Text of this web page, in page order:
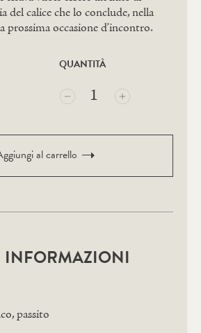
del calice che lo conclude, nella
prossima occasione d’incontro.
QUANTITÀ
...INFUNDO
demi-
bouteille
0,375
al carrello
INFORMAZIONI
passito